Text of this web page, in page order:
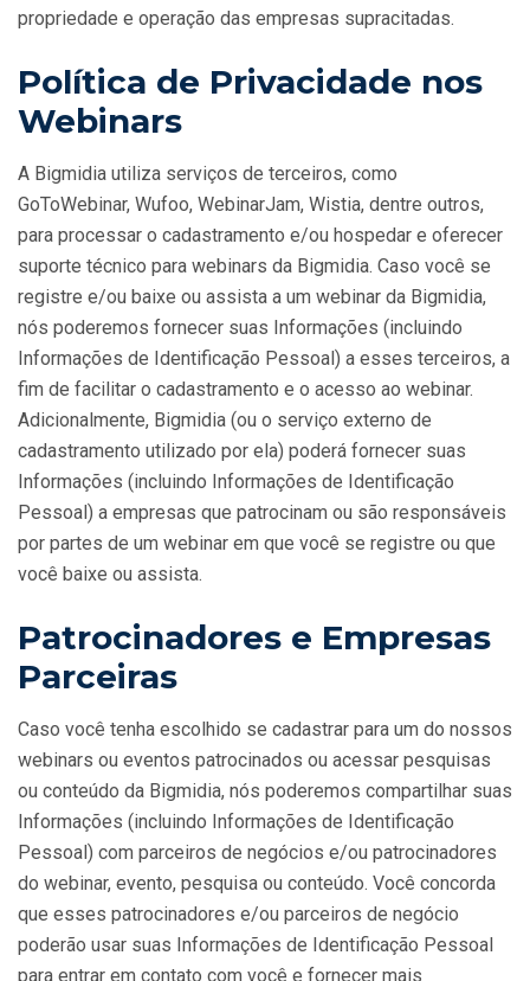
propriedade e operação das empresas supracitadas.
Política de Privacidade nos
Webinars
A Bigmidia utiliza serviços de terceiros, como
GoToWebinar, Wufoo, WebinarJam, Wistia, dentre outros,
para processar o cadastramento e/ou hospedar e oferecer
suporte técnico para webinars da Bigmidia. Caso você se
registre e/ou baixe ou assista a um webinar da Bigmidia,
nós poderemos fornecer suas Informações (incluindo
Informações de Identificação Pessoal) a esses terceiros, a
fim de facilitar o cadastramento e o acesso ao webinar.
Adicionalmente, Bigmidia (ou o serviço externo de
cadastramento utilizado por ela) poderá fornecer suas
Informações (incluindo Informações de Identificação
Pessoal) a empresas que patrocinam ou são responsáveis
por partes de um webinar em que você se registre ou que
você baixe ou assista.
Patrocinadores e Empresas
Parceiras
Caso você tenha escolhido se cadastrar para um do nossos
webinars ou eventos patrocinados ou acessar pesquisas
ou conteúdo da Bigmidia, nós poderemos compartilhar suas
Informações (incluindo Informações de Identificação
Pessoal) com parceiros de negócios e/ou patrocinadores
do webinar, evento, pesquisa ou conteúdo. Você concorda
que esses patrocinadores e/ou parceiros de negócio
poderão usar suas Informações de Identificação Pessoal
para entrar em contato com você e fornecer mais